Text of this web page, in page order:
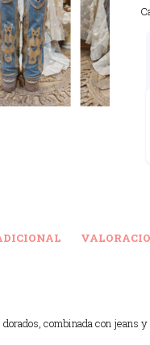
combinada con